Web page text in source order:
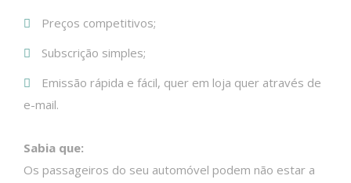
Preços competitivos;
Subscrição simples;
Emissão rápida e fácil, quer em loja quer através de
e-mail.
Sabia que:
Os passageiros do seu automóvel podem não estar a